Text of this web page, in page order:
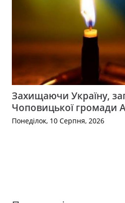
Захищаючи Україну,
Чоповицької громади
Понеділок, 10 Серпня, 2026